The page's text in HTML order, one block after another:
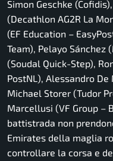
Simon Geschke
(Decathlon AG2R La
(EF Education –
Team), Pelayo Sánchez
(Soudal Quick-Step),
PostNL), Alessandro De
Michael Storer (Tudor
Marcellusi (VF Group –
battistrada non
Emirates della maglia
controllare la corsa e